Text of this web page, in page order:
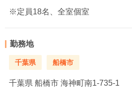
※定員18名、全室個室
勤務地
千葉県 船橋市
千葉県 船橋市 海神町南1-735-1